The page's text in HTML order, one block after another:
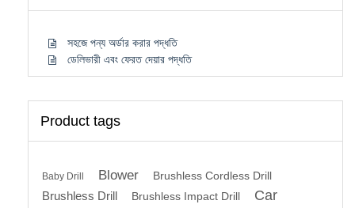
সহজে পন্য অর্ডার করার পদ্ধতি
ডেলিভারী এবং ফেরত দেয়ার পদ্ধতি
Product tags
Baby Drill Blower Brushless Cordless Drill
Brushless Drill Brushless Impact Drill
Car